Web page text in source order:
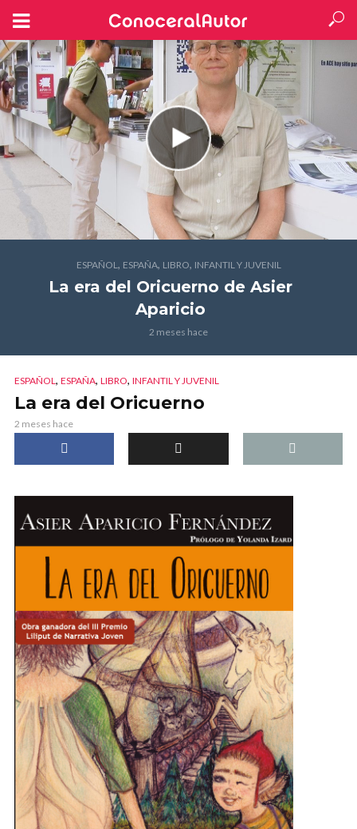
ESPAÑOL, ESPAÑA, LIBRO, INFANTIL Y JUVENIL
La era del Oricuerno de Asier
Aparicio
2 meses hace
ESPAÑOL, ESPAÑA, LIBRO, INFANTIL Y JUVENIL
La era del Oricuerno
2 meses hace